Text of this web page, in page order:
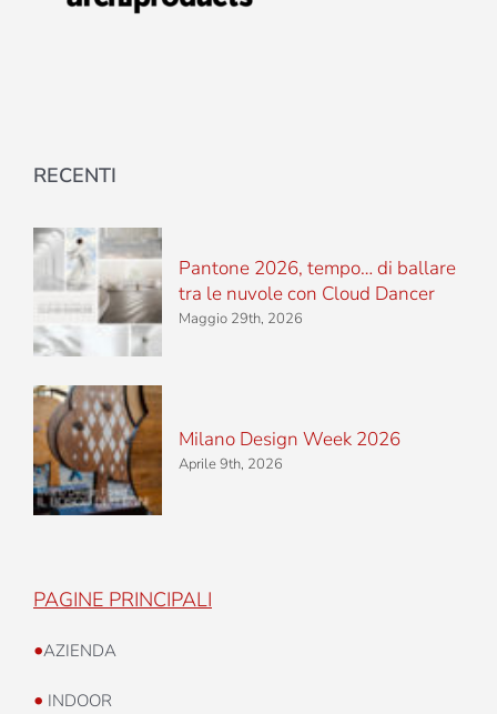
RECENTI
Pantone 2026, tempo… di ballare
tra le nuvole con Cloud Dancer
Maggio 29th, 2026
Milano Design Week 2026
Aprile 9th, 2026
PAGINE PRINCIPALI
•AZIENDA
• INDOOR